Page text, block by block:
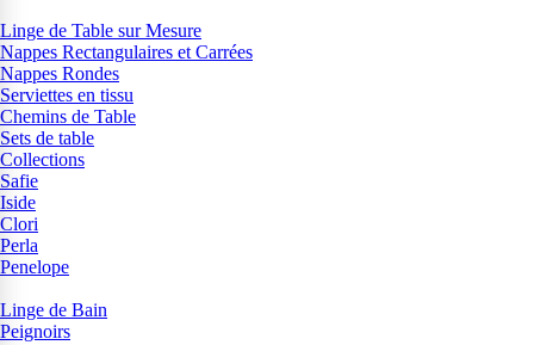
Linge de Table sur Mesure
Nappes Rectangulaires et Carrées
Nappes Rondes
Serviettes en tissu
Chemins de Table
Sets de table
Collections
Safie
Iside
Clori
Perla
Penelope
Linge de Bain
Peignoirs